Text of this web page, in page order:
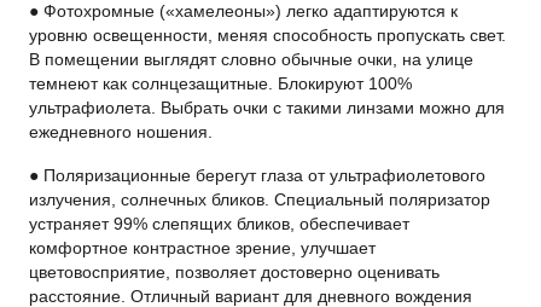
● Фотохромные («хамелеоны») легко адаптируются к
уровню освещенности, меняя способность пропускать свет.
В помещении выглядят словно обычные очки, на улице
темнеют как солнцезащитные. Блокируют 100%
ультрафиолета. Выбрать очки с такими линзами можно для
ежедневного ношения.
● Поляризационные берегут глаза от ультрафиолетового
излучения, солнечных бликов. Специальный поляризатор
устраняет 99% слепящих бликов, обеспечивает
комфортное контрастное зрение, улучшает
цветовосприятие, позволяет достоверно оценивать
расстояние. Отличный вариант для дневного вождения